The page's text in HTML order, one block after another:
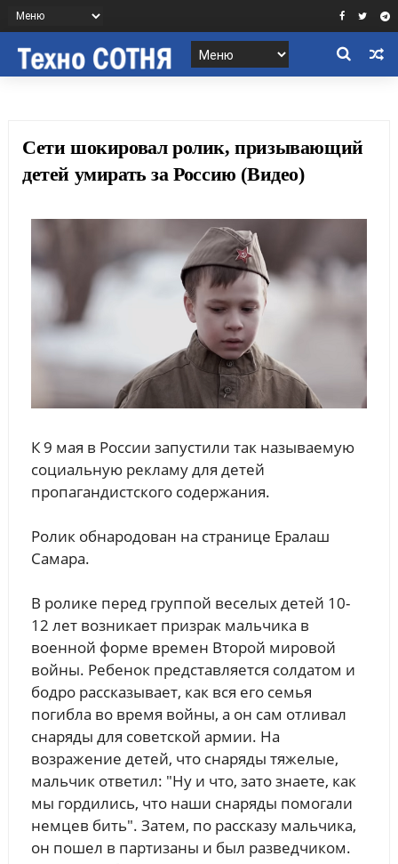
Сети шокировал ролик, призывающий
детей умирать за Россию (Видео)
К 9 мая в России запустили так называемую
социальную рекламу для детей
пропагандистского содержания.
Ролик обнародован на странице Ералаш
Самара.
В ролике перед группой веселых детей 10-
12 лет возникает призрак мальчика в
военной форме времен Второй мировой
войны. Ребенок представляется солдатом и
бодро рассказывает, как вся его семья
погибла во время войны, а он сам отливал
снаряды для советской армии. На
возражение детей, что снаряды тяжелые,
мальчик ответил: "Ну и что, зато знаете, как
мы гордились, что наши снаряды помогали
немцев бить". Затем, по рассказу мальчика,
он пошел в партизаны и был разведчиком.